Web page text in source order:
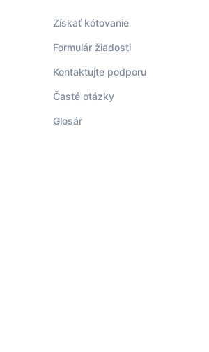
Získať kótovanie
Formulár žiadosti
Kontaktujte podporu
Časté otázky
Glosár